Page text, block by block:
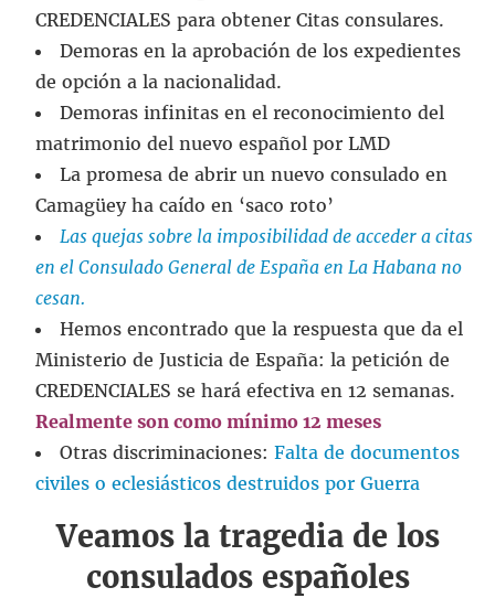
CREDENCIALES para obtener Citas consulares.
Demoras en la aprobación de los expedientes
de opción a la nacionalidad.
Demoras infinitas en el reconocimiento del
matrimonio del nuevo español por LMD
La promesa de abrir un nuevo consulado en
Camagüey ha caído en ‘saco roto’
Las quejas sobre la imposibilidad de acceder a citas
en el Consulado General de España en La Habana no
cesan.
Hemos encontrado que la respuesta que da el
Ministerio de Justicia de España: la petición de
CREDENCIALES se hará efectiva en 12 semanas.
Realmente son como mínimo 12 meses
Otras discriminaciones: Falta de documentos
civiles o eclesiásticos destruidos por Guerra
Veamos la tragedia de los
consulados españoles